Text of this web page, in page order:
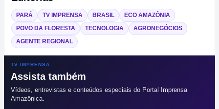
PARÁ TV IMPRENSA BRASIL ECO AMAZÔNIA
POVO DA FLORESTA TECNOLOGIA AGRONEGÓCIOS
AGENTE REGIONAL
TV IMPRENSA
Assista também
Vídeos, entrevistas e conteúdos especiais do Portal Imprensa
Amazônica.